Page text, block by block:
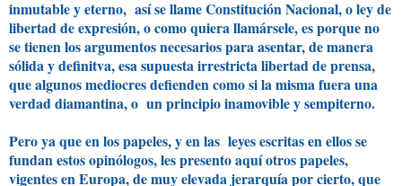
inmutable y eterno, así se llame Constitución Nacional, o ley de
libertad de expresión, o como quiera llamársele, es porque no
se tienen los argumentos necesarios para asentar, de manera
sólida y definitva, esa supuesta irrestricta libertad de prensa,
que algunos mediocres defienden como si la misma fuera una
verdad diamantina, o un principio inamovible y sempiterno.
Pero ya que en los papeles, y en las leyes escritas en ellos se
fundan estos opinólogos, les presento aquí otros papeles,
vigentes en Europa, de muy elevada jerarquía por cierto, que